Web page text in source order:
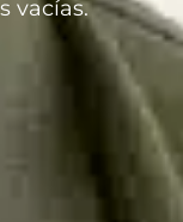
vacías.